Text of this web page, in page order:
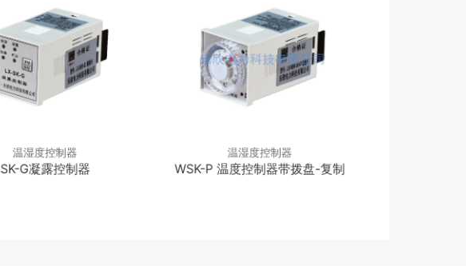
温湿度控制器
SK-G凝露控制器
温湿度控制器
WSK-P 温度控制器带拨盘-复制